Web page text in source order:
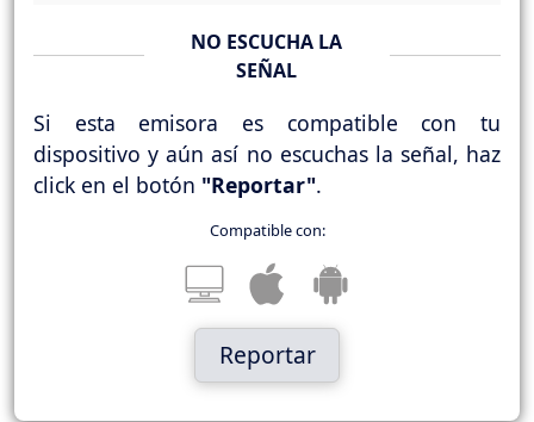
NO ESCUCHA LA
SEÑAL
Si esta emisora es compatible con tu
dispositivo y aún así no escuchas la señal, haz
click en el botón "Reportar".
Compatible con:
Reportar